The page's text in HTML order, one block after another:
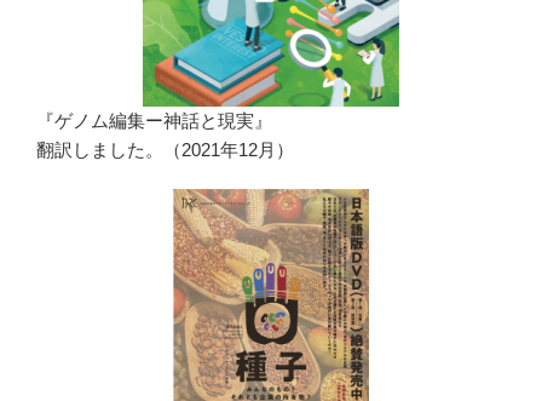
『ゲノム編集ー神話と現実』
翻訳しました。（2021年12月）